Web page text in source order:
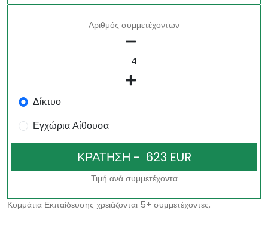
Αριθμός συμμετέχοντων
Δίκτυο
Εγχώρια Αίθουσα
Τιμή ανά συμμετέχοντα
Κομμάτια Εκπαίδευσης χρειάζονται 5+ συμμετέχοντες.